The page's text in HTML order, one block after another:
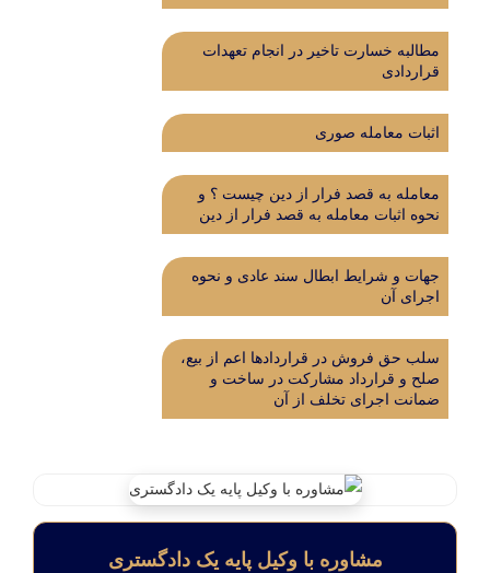
مطالبه خسارت تاخیر در انجام تعهدات
قراردادی
اثبات معامله صوری
معامله به قصد فرار از دین چیست ؟ و
نحوه اثبات معامله به قصد فرار از دین
جهات و شرایط ابطال سند عادی و نحوه
اجرای آن
سلب حق فروش در قراردادها اعم از بیع،
صلح و قرارداد مشارکت در ساخت و
ضمانت اجرای تخلف از آن
مشاوره با وکیل پایه یک دادگستری